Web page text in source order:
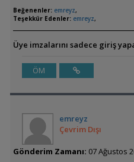
Beğenenler: emreyz,
Teşekkür Edenler: emreyz,
Üye imzalarını sadece giriş
ÖM
emreyz
Çevrim Dışı
Gönderim Zamanı: 07 Ağustos